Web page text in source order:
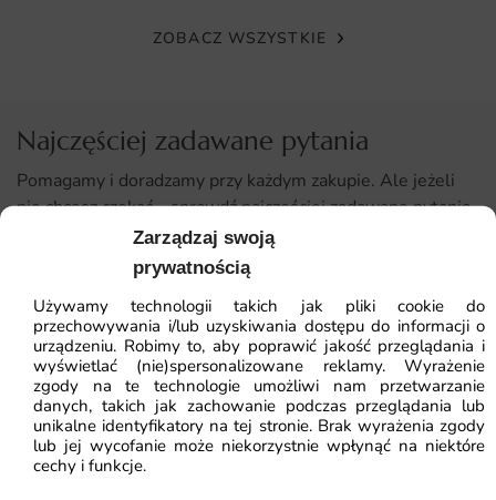
Zarządzaj swoją
prywatnością
Używamy technologii takich jak pliki cookie do
przechowywania i/lub uzyskiwania dostępu do informacji o
urządzeniu. Robimy to, aby poprawić jakość przeglądania i
wyświetlać (nie)spersonalizowane reklamy. Wyrażenie
zgody na te technologie umożliwi nam przetwarzanie
danych, takich jak zachowanie podczas przeglądania lub
unikalne identyfikatory na tej stronie. Brak wyrażenia zgody
lub jej wycofanie może niekorzystnie wpłynąć na niektóre
cechy i funkcje.
instrukcja, a wybór odpowiedniego podłoża dodatkowo
ułatwia samodzielne wykończenie ściany w domu.
Dlaczego warto wybrać tę fototapetę
Fototapeta Dawne Płytki łączy estetykę, jakość wykonania
i wygodę montażu, dzięki czemu sprawdzi się zarówno w
domu, jak i w przestrzeniach komercyjnych.
Doskonała jako tło dla nowoczesnych aranżacji
Wyrazista, designerska struktura powierzchni
Stonowana paleta dobrze komponująca się z wnętrzem
Mocny, indywidualny akcent w przestrzeni
ZOBACZ WSZYSTKIE
Najczęściej zadawane pytania
Pomagamy i doradzamy przy każdym zakupie. Ale jeżeli
nie chcesz czekać – sprawdź najczęściej zadawane pytania.